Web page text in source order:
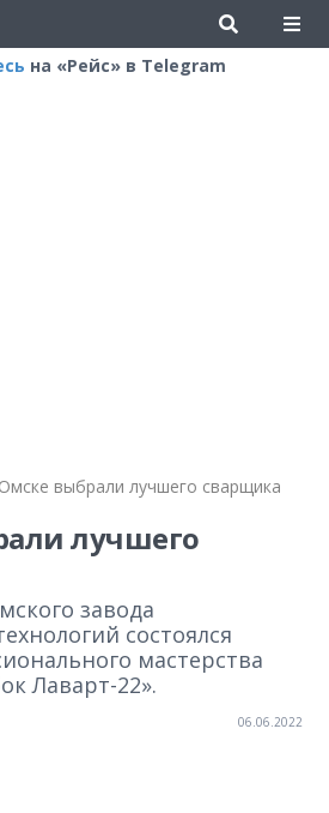
на «Рейс» в Telegram
выбрали лучшего сварщика
лучшего
завода
состоялся
мастерства
Лаварт-22».
06.06.2022